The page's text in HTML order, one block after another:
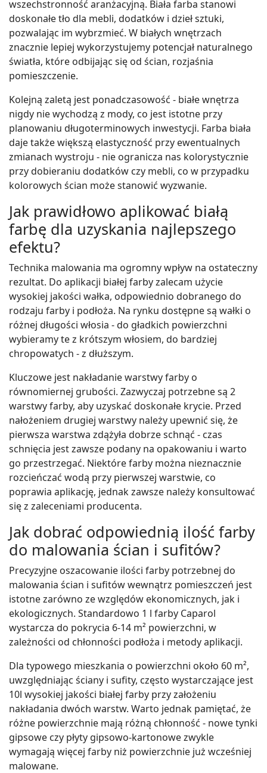
wszechstronność aranżacyjną. Biała farba stanowi
doskonałe tło dla mebli, dodatków i dzieł sztuki,
pozwalając im wybrzmieć. W białych wnętrzach
znacznie lepiej wykorzystujemy potencjał naturalnego
światła, które odbijając się od ścian, rozjaśnia
pomieszczenie.
Kolejną zaletą jest ponadczasowość - białe wnętrza
nigdy nie wychodzą z mody, co jest istotne przy
planowaniu długoterminowych inwestycji. Farba biała
daje także większą elastyczność przy ewentualnych
zmianach wystroju - nie ogranicza nas kolorystycznie
przy dobieraniu dodatków czy mebli, co w przypadku
kolorowych ścian może stanowić wyzwanie.
Jak prawidłowo aplikować białą
farbę dla uzyskania najlepszego
efektu?
Technika malowania ma ogromny wpływ na ostateczny
rezultat. Do aplikacji białej farby zalecam użycie
wysokiej jakości wałka, odpowiednio dobranego do
rodzaju farby i podłoża. Na rynku dostępne są wałki o
różnej długości włosia - do gładkich powierzchni
wybieramy te z krótszym włosiem, do bardziej
chropowatych - z dłuższym.
Kluczowe jest nakładanie warstwy farby o
równomiernej grubości. Zazwyczaj potrzebne są 2
warstwy farby, aby uzyskać doskonałe krycie. Przed
nałożeniem drugiej warstwy należy upewnić się, że
pierwsza warstwa zdążyła dobrze schnąć - czas
schnięcia jest zawsze podany na opakowaniu i warto
go przestrzegać. Niektóre farby można nieznacznie
rozcieńczać wodą przy pierwszej warstwie, co
poprawia aplikację, jednak zawsze należy konsultować
się z zaleceniami producenta.
Jak dobrać odpowiednią ilość farby
do malowania ścian i sufitów?
Precyzyjne oszacowanie ilości farby potrzebnej do
malowania ścian i sufitów wewnątrz pomieszczeń jest
istotne zarówno ze względów ekonomicznych, jak i
ekologicznych. Standardowo 1 l farby Caparol
wystarcza do pokrycia 6-14 m² powierzchni, w
zależności od chłonności podłoża i metody aplikacji.
Dla typowego mieszkania o powierzchni około 60 m²,
uwzględniając ściany i sufity, często wystarczające jest
10l wysokiej jakości białej farby przy założeniu
nakładania dwóch warstw. Warto jednak pamiętać, że
różne powierzchnie mają różną chłonność - nowe tynki
gipsowe czy płyty gipsowo-kartonowe zwykle
wymagają więcej farby niż powierzchnie już wcześniej
malowane.